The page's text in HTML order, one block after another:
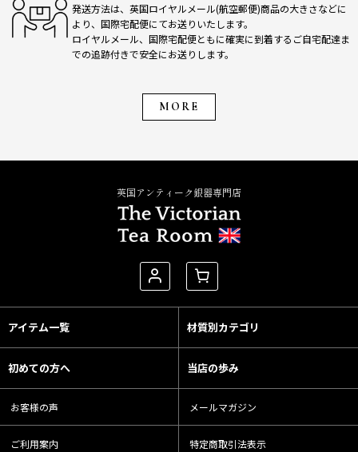
発送方法は、英国ロイヤルメール(航空郵便)商品の大きさなどに
より、国際宅配便にてお送りいたします。
ロイヤルメール、国際宅配便ともに確実に到着するご自宅配達ま
での追跡付きで安全にお送りします。
MORE
英国アンティーク銀器専門店
アイテム一覧 材質別カテゴリ
初めての方へ 当店の歩み
お客様の声 メールマガジン
ご利用案内 特定商取引法表示